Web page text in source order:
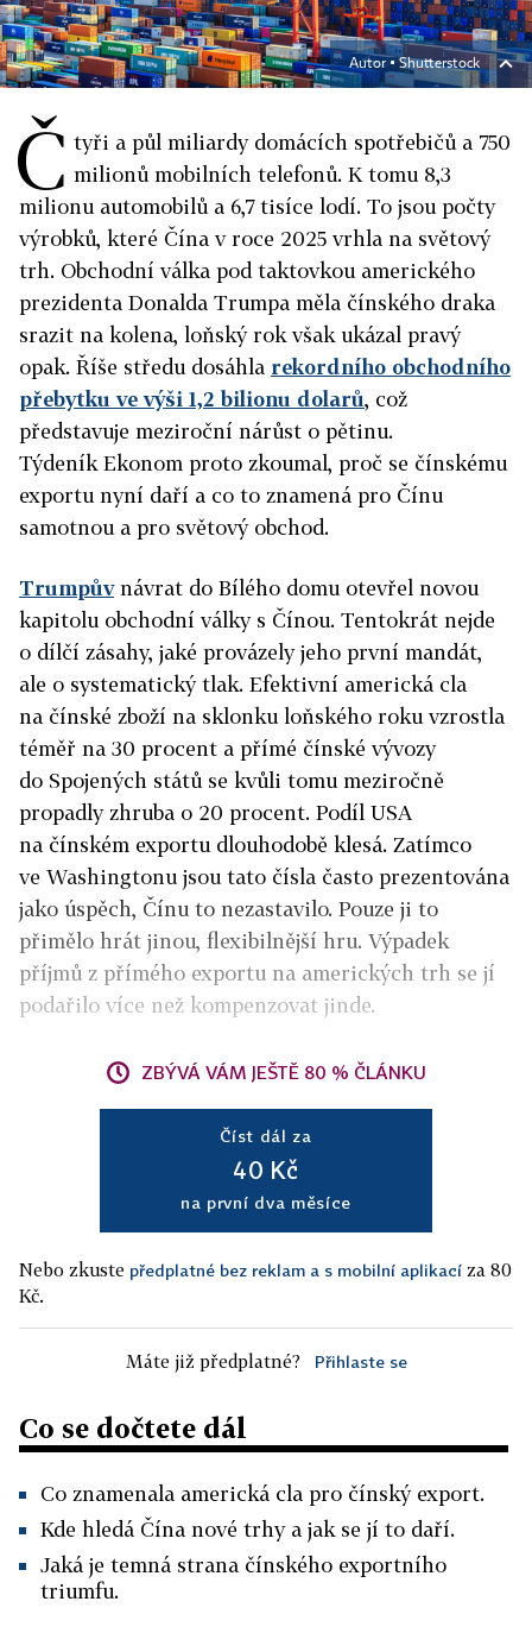
Autor ▪Shutterstock
Č tyři a půl miliardy domácích spotřebičů a 750
milionů mobilních telefonů. K tomu 8,3
milionu automobilů a 6,7 tisíce lodí. To jsou počty
výrobků, které Čína v roce 2025 vrhla na světový
trh. Obchodní válka pod taktovkou amerického
prezidenta Donalda Trumpa měla čínského draka
srazit na kolena, loňský rok však ukázal pravý
opak. Říše středu dosáhla rekordního obchodního
přebytku ve výši 1,2 bilionu dolarů, což
představuje meziroční nárůst o pětinu.
Týdeník Ekonom proto zkoumal, proč se čínskému
exportu nyní daří a co to znamená pro Čínu
samotnou a pro světový obchod.
Trumpůvnávrat do Bílého domu otevřel novou
kapitolu obchodní války s Čínou. Tentokrát nejde
o dílčí zásahy, jaké provázely jeho první mandát,
ale o systematický tlak. Efektivní americká cla
na čínské zboží na sklonku loňského roku vzrostla
téměř na 30 procent a přímé čínské vývozy
do Spojených států se kvůli tomu meziročně
propadly zhruba o 20 procent. Podíl USA
na čínském exportu dlouhodobě klesá. Zatímco
ve Washingtonu jsou tato čísla často prezentována
jako úspěch, Čínu to nezastavilo. Pouze ji to
přimělo hrát jinou, flexibilnější hru. Výpadek
příjmů z přímého exportu na amerických trh se jí
podařilo více než kompenzovat jinde.
ZBÝVÁ VÁM JEŠTĚ 80 % ČLÁNKU
Číst dál za
40 Kč
na první dva měsíce
Nebo zkuste předplatné bez reklam a s mobilní aplikací za 80
Kč.
Máte již předplatné? Přihlaste se
Co se dočtete dál
Co znamenala americká cla pro čínský export.
Kde hledá Čína nové trhy a jak se jí to daří.
Jaká je temná strana čínského exportního
triumfu.